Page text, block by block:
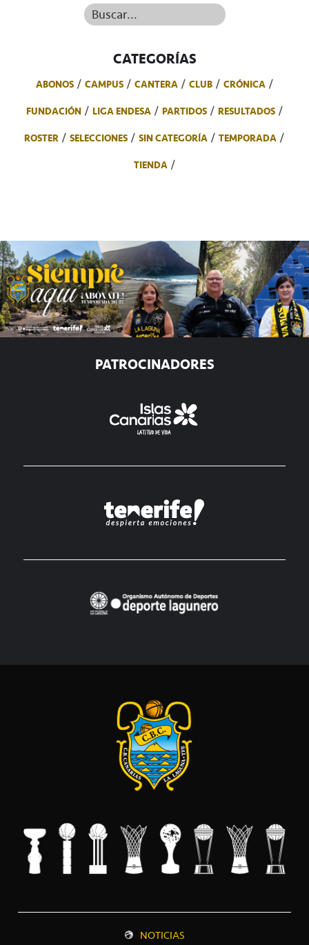
Buscar...
CATEGORÍAS
ABONOS CAMPUS CANTERA CLUB
CRÓNICA
FUNDACIÓN
LIGA ENDESA PARTIDOS
RESULTADOS
ROSTER
SELECCIONES SIN CATEGORÍA
TEMPORADA
TIENDA
PATROCINADORES
NOTICIAS